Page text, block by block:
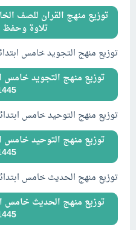
توزيع منهج القران للصف
تلاوة وحفظ ف2
توزيع منهج التجويد خامس ابتدائي
توزيع منهج التوحيد خامس ابتدائي
توزيع منهج الحديث خامس ابتدائي